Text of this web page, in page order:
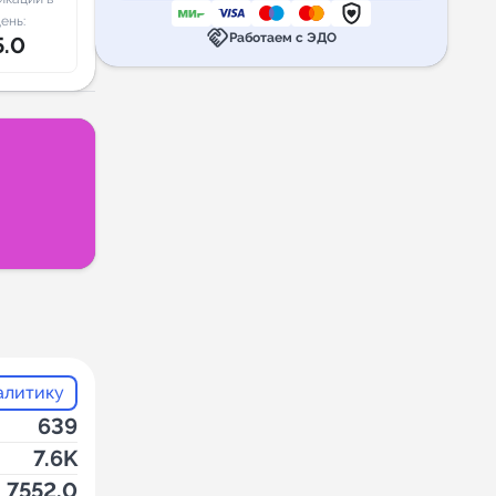
639
7.6K
7552.0
handshakeРаботаем с ЭДО